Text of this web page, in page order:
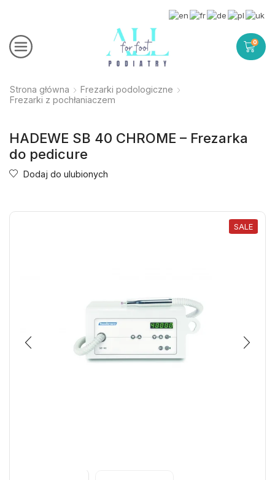
0
Strona główna
Frezarki podologiczne
Frezarki z pochłaniaczem
HADEWE SB 40 CHROME – Frezarka
do pedicure
Dodaj do ulubionych
SALE